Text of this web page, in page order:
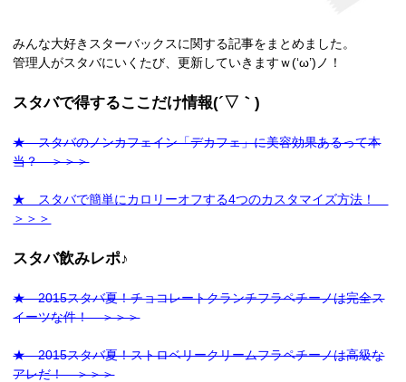
みんな大好きスターバックスに関する記事をまとめました。
管理人がスタバにいくたび、更新していきますｗ(‘ω’)ノ！
スタバで得するここだけ情報(´▽｀)
★ スタバのノンカフェイン「デカフェ」に美容効果あるって本
当？ ＞＞＞
★ スタバで簡単にカロリーオフする4つのカスタマイズ方法！
＞＞＞
スタバ飲みレポ♪
★ 2015スタバ夏！チョコレートクランチフラペチーノは完全ス
イーツな件！ ＞＞＞
★ 2015スタバ夏！ストロベリークリームフラペチーノは高級な
アレだ！ ＞＞＞